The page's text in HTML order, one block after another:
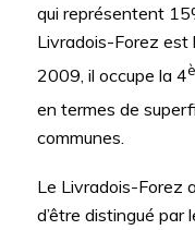
qui représentent
Livradois-Forez est
2009, il occupe la 4
en termes de
communes.
Le Livradois-Forez
d’être distingué par